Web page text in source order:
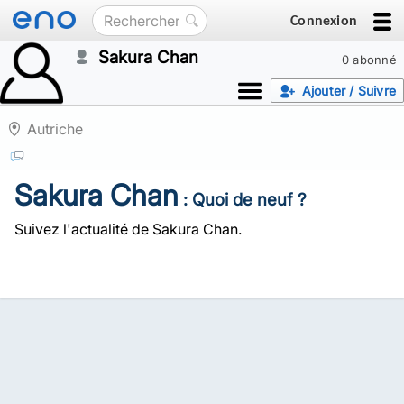
Connexion
0 abonné
Sakura Chan
Ajouter / Suivre
Autriche
Sakura Chan : Quoi de neuf ?
Suivez l'actualité de Sakura Chan.